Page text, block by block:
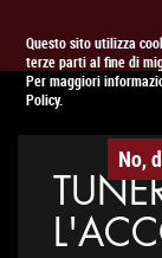
Questo sito utilizza
terze parti al fine di
Per maggiori
Policy.
No,